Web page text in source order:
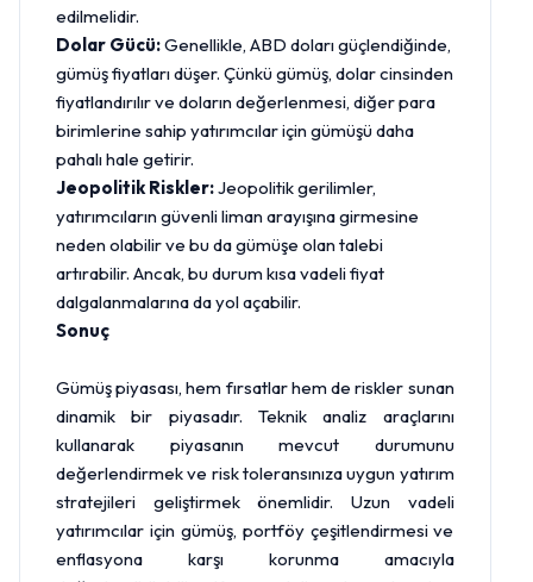
edilmelidir.
Dolar Gücü:Genellikle, ABD doları güçlendiğinde,
gümüş fiyatları düşer. Çünkü gümüş, dolar cinsinden
fiyatlandırılır ve doların değerlenmesi, diğer para
birimlerine sahip yatırımcılar için gümüşü daha
pahalı hale getirir.
Jeopolitik Riskler:Jeopolitik gerilimler,
yatırımcıların güvenli liman arayışına girmesine
neden olabilir ve bu da gümüşe olan talebi
artırabilir. Ancak, bu durum kısa vadeli fiyat
dalgalanmalarına da yol açabilir.
Sonuç
Gümüş piyasası, hem fırsatlar hem de riskler sunan
dinamik bir piyasadır. Teknik analiz araçlarını
kullanarak piyasanın mevcut durumunu
değerlendirmek ve risk toleransınıza uygun yatırım
stratejileri geliştirmek önemlidir. Uzun vadeli
yatırımcılar için gümüş, portföy çeşitlendirmesi ve
enflasyona karşı korunma amacıyla